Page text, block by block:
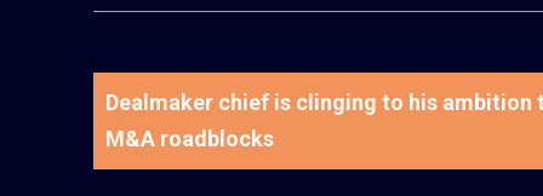
Dealmaker chief is clinging to his ambition
M&A roadblocks